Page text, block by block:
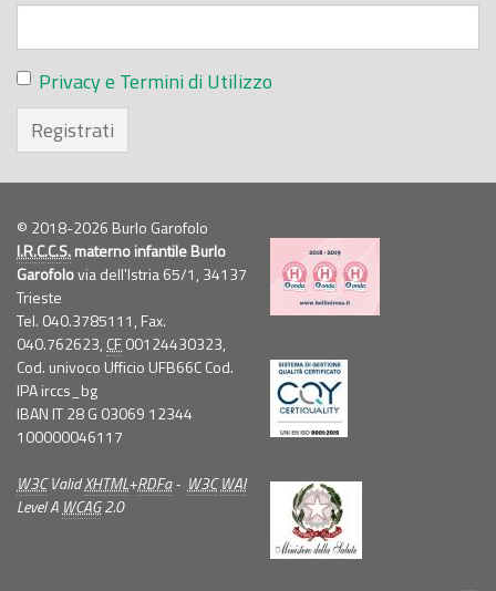
Privacy e Termini di Utilizzo
Registrati
© 2018-2026 Burlo Garofolo
I.R.C.C.S.materno infantile Burlo
Garofolovia dell'Istria 65/1, 34137
Trieste
Tel. 040.3785111, Fax.
040.762623, CF00124430323,
Cod. univoco Ufficio UFB66C Cod.
IPA irccs_bg
IBAN IT 28 G 03069 12344
100000046117
W3CValidXHTML+RDFa- W3C WAI
Level A WCAG2.0